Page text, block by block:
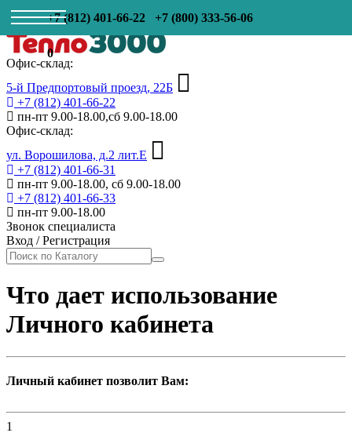
+7 (812) 401-66-22 +7 (800) 333-56-06
0
Офис-склад:
5-й Предпортовый проезд, 22Б
+7 (812) 401-66-22
пн-пт 9.00-18.00,сб 9.00-18.00
Офис-склад:
ул. Ворошилова, д.2 лит.Е
+7 (812) 401-66-31
пн-пт 9.00-18.00, сб 9.00-18.00
+7 (812) 401-66-33
пн-пт 9.00-18.00
Звонок специалиста
Вход /Регистрация
Что дает использование
Личного кабинета
Личный кабинет позволит Вам:
1